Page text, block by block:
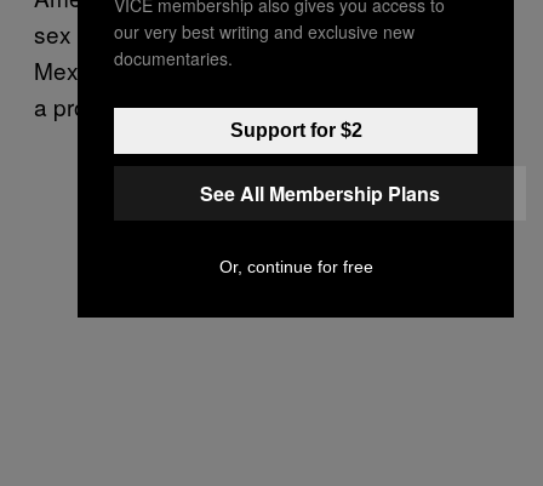
sex cu băieței în Tailanda și cum zbura în
Mexic ca să facă sex cu băieței din Mexic. Mi-
a propus și mie să merg cu el.
our very best writing and exclusive new
documentaries.
Support for $2
See All Membership Plans
Or, continue for free